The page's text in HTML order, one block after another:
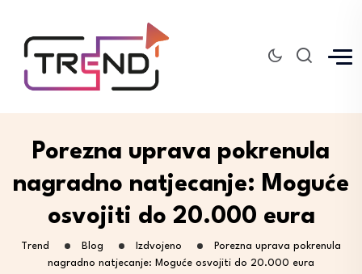
Porezna uprava pokrenula
nagradno natjecanje: Moguće
osvojiti do 20.000 eura
Trend Blog Izdvojeno
Porezna uprava pokrenula
nagradno natjecanje: Moguće osvojiti do 20.000 eura